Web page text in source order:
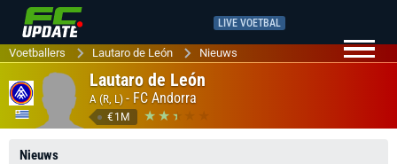
LIVE VOETBAL
Voetballers Lautaro de León Nieuws
Lautaro de León
A (R, L) - FC Andorra
€1M
Nieuws